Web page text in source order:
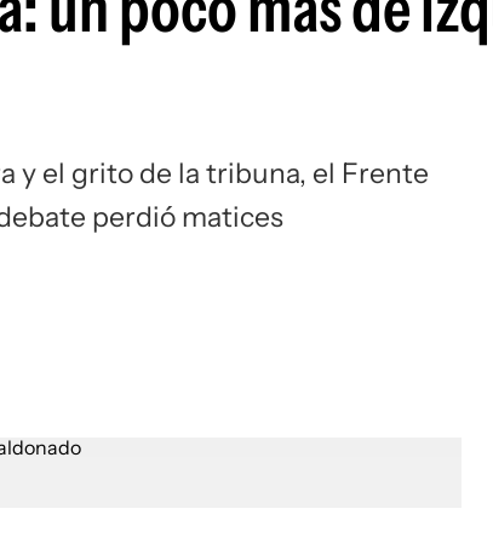
y el grito de la tribuna, el Frente
perdió matices